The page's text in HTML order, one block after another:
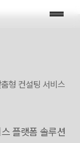
형 컨설팅 서비스
플랫폼 솔루션